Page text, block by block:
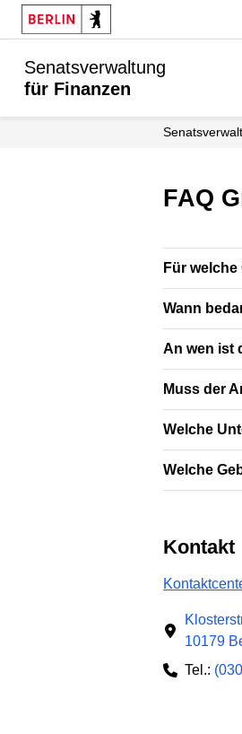
Senatsverwaltung
für Finanzen
FAQ
Für
Wann
An wen ist
Muss der
Welche
Welche
Kontakt
10179
Tel.: